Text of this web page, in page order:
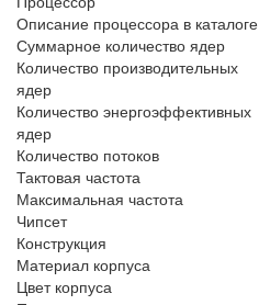
Описание процессора в каталоге
Суммарное количество ядер
Количество производительных
ядер
Количество энергоэффективных
ядер
Количество потоков
Тактовая частота
Максимальная частота
Чипсет
Конструкция
Материал корпуса
Цвет корпуса